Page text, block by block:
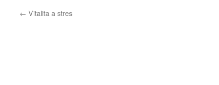
← Vitalita a stres